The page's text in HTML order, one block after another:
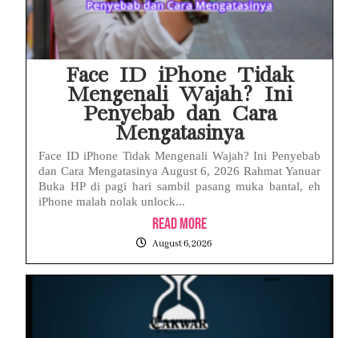
Face ID iPhone Tidak
Mengenali Wajah? Ini
Penyebab dan Cara
Mengatasinya
Face ID iPhone Tidak Mengenali Wajah? Ini Penyebab
dan Cara Mengatasinya August 6, 2026 Rahmat Yanuar
Buka HP di pagi hari sambil pasang muka bantal, eh
iPhone malah nolak unlock...
Read More
August 6, 2026